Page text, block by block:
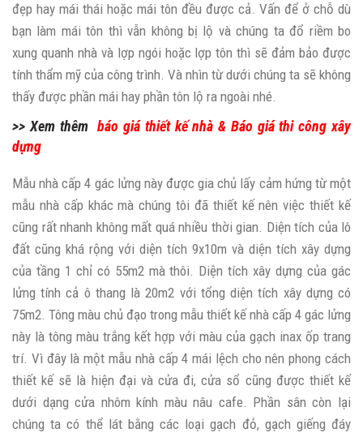
đẹp hay mái thái hoặc mái tôn đều được cả. Vấn để ở chỗ dù
bạn làm mái tôn thì vẫn không bị lộ và chúng ta đổ riềm bo
xung quanh nhà và lợp ngói hoặc lợp tôn thì sẽ đảm bảo được
tính thẩm mỹ của công trình. Và nhìn từ dưới chúng ta sẽ không
thấy được phần mái hay phần tôn lộ ra ngoài nhé.
>> Xem thêmbáo giá thiết kế nhà & Báo giá thi công xây
dựng
Mẫu nhà cấp 4 gác lửng này được gia chủ lấy cảm hứng từ một
mẫu nhà cấp khác mà chúng tôi đã thiết kế nên việc thiết kế
cũng rất nhanh không mất quá nhiều thời gian. Diện tích của lô
đất cũng khá rộng với diện tích 9x10m và diện tích xây dựng
của tầng 1 chỉ có 55m2 mà thôi. Diện tích xây dựng của gác
lửng tính cả ô thang là 20m2 với tổng diện tích xây dựng có
75m2. Tông màu chủ đạo trong mẫu thiết kế nhà cấp 4 gác lửng
này là tông màu trắng kết hợp với màu của gạch inax ốp trang
trí. Vì đây là một mẫu nhà cấp 4 mái lệch cho nên phong cách
thiết kế sẽ là hiện đại và cửa đi, cửa sổ cũng được thiết kế
dưới dạng cửa nhôm kính màu nâu cafe. Phần sân còn lại
chúng ta có thể lát bằng các loại gạch đỏ, gạch giếng đáy